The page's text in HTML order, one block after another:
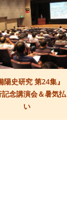
陽史研究 第24集』
記念講演会＆暑気払
い